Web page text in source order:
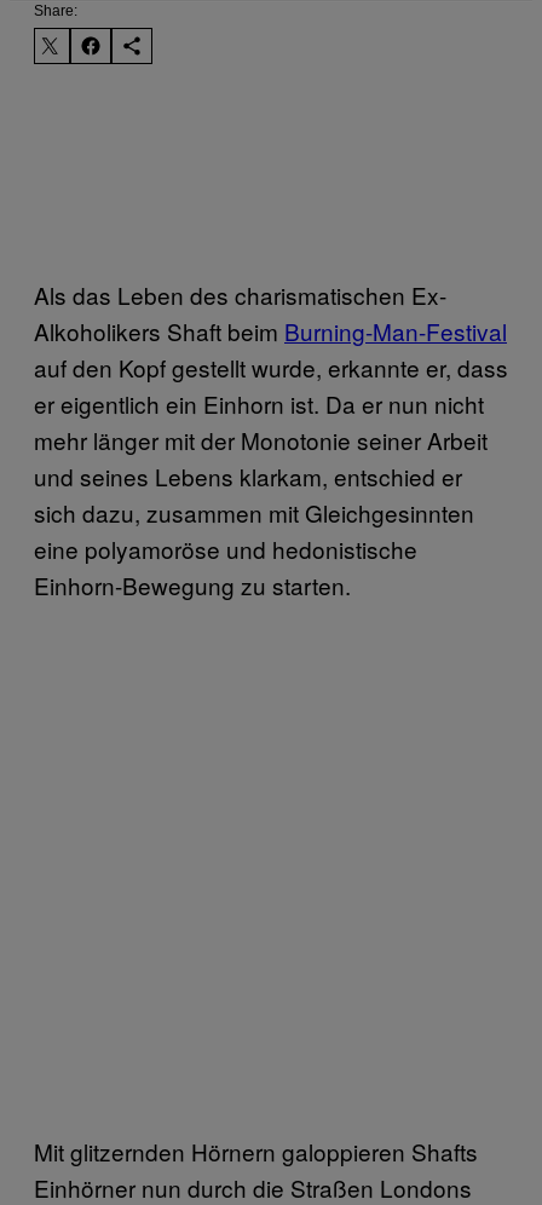
Share:
Als das Leben des charismatischen Ex-
Alkoholikers Shaft beim Burning-Man-Festival
auf den Kopf gestellt wurde, erkannte er, dass
er eigentlich ein Einhorn ist. Da er nun nicht
mehr länger mit der Monotonie seiner Arbeit
und seines Lebens klarkam, entschied er
sich dazu, zusammen mit Gleichgesinnten
eine polyamoröse und hedonistische
Einhorn-Bewegung zu starten.
Mit glitzernden Hörnern galoppieren Shafts
Einhörner nun durch die Straßen Londons